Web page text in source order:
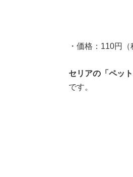
・価格：110円（
セリアの「ペッ
です。